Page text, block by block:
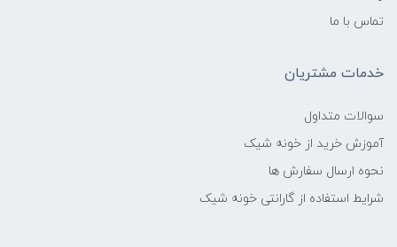
تماس با ما
خدمات مشتریان
سوالات متداول
آموزش خرید از خونه شیک
نحوه ارسال سفارش ها
شرایط استفاده از گارانتی خونه شیک